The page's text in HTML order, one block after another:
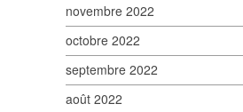
novembre 2022
octobre 2022
septembre 2022
août 2022